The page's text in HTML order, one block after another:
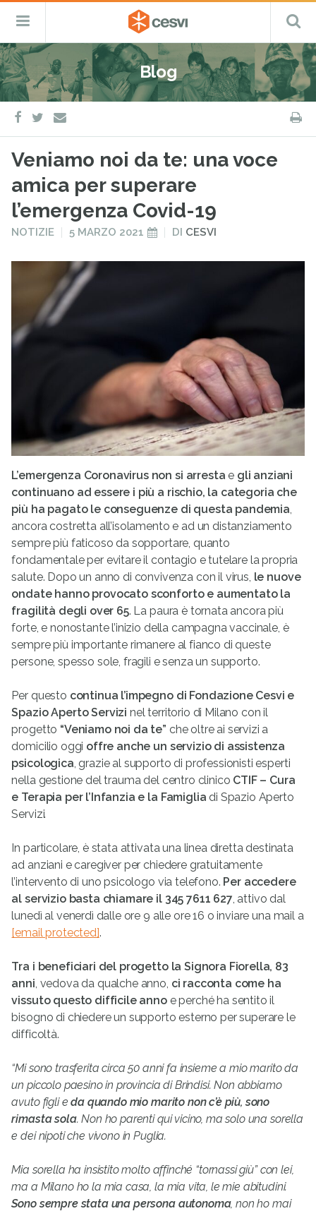
Salta
al
contenuto
CESVI
Fondazione
–
ETS
Cooperazione,
Emergenza
e
Sviluppo
Menu
Blog
facebook
twitter
e-
mail
Veniamo noi da te: una voce
amica per superare
l’emergenza Covid-19
PUBBLICATO
NOTIZIE
PUBBLICATO
IL
5 MARZO 2021 DI CESVI
L’emergenza Coronavirus non si arresta e gli anziani
continuano ad essere i più a rischio, la categoria che
più ha pagato le conseguenze di questa pandemia,
ancora costretta all’isolamento e ad un distanziamento
sempre più faticoso da sopportare, quanto
fondamentale per evitare il contagio e tutelare la propria
salute. Dopo un anno di convivenza con il virus, le nuove
ondate hanno provocato sconforto e aumentato la
fragilità degli over 65. La paura è tornata ancora più
forte, e nonostante l’inizio della campagna vaccinale, è
sempre più importante rimanere al fianco di queste
persone, spesso sole, fragili e senza un supporto.
Per questo continua l’impegno di Fondazione Cesvi e
Spazio Aperto Servizi nel territorio di Milano con il
progetto “Veniamo noi da te” che oltre ai servizi a
domicilio oggi offre anche un servizio di assistenza
psicologica, grazie al supporto di professionisti esperti
nella gestione del trauma del centro clinico CTIF – Cura
e Terapia per l’Infanzia e la Famiglia di Spazio Aperto
Servizi.
In particolare, è stata attivata una linea diretta destinata
ad anziani e caregiver per chiedere gratuitamente
l’intervento di uno psicologo via telefono. Per accedere
al servizio basta chiamare il 345 7611 627, attivo dal
lunedì al venerdì dalle ore 9 alle ore 16 o inviare una mail a
[email protected].
Tra i beneficiari del progetto la Signora Fiorella, 83
anni, vedova da qualche anno, ci racconta come ha
vissuto questo difficile annoe perché ha sentito il
bisogno di chiedere un supporto esterno per superare le
difficoltà.
“Mi sono trasferita circa 50 anni fa insieme a mio marito da
un piccolo paesino in provincia di Brindisi. Non abbiamo
avuto figli eda quando mio marito non c’è più, sono
rimasta sola. Non ho parenti qui vicino, ma solo una sorella
e dei nipoti che vivono in Puglia.
Mia sorella ha insistito molto affinché “tornassi giù” con lei,
ma a Milano ho la mia casa, la mia vita, le mie abitudini.
Sono sempre stata una persona autonoma, non ho mai